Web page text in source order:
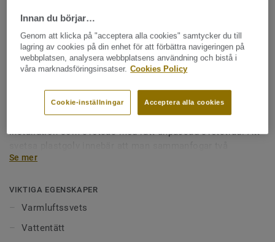
Alla tillbehör|Svetstråd|Tillbehör - Sportgolv
Svetstråd för vinylsportgolv
Det är viktigt att ett sportgolv främjar idrottsutövarnas
säkerhet. Denna säkerhet börjar med en väl utförd
installation som svetsas med rätt anpassad svetstråd. Att
materialbitar med svetstråden. När man installerar
munstycke för att säkerställa att det blir en stark och
vattentät fog. För golv som ligger på stora ytor i offentliga
perfekt finish.
Se mer
VIKTIGA EGENSKAPER
Varmluftssvets
Vattentätt
Innan du börjar…
Genom att klicka på "acceptera alla cookies" samtycker du till
lagring av cookies på din enhet för att förbättra navigeringen på
webbplatsen, analysera webbplatsens användning och bistå i
våra marknadsföringsinsatser. Cookies Policy
Acceptera alla cookies
Cookie-inställningar